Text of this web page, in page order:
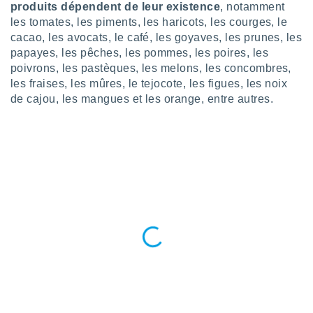
des
produits dépendent de leur existence, notamment
les tomates, les piments, les haricots, les courges, le
cacao, les avocats, le café, les goyaves, les prunes, les
papayes, les pêches, les pommes, les poires, les
poivrons, les pastèques, les melons, les concombres,
les fraises, les mûres, le tejocote, les figues, les noix
de cajou, les mangues et les orange, entre autres.